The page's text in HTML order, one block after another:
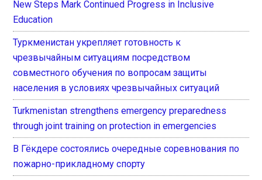
New Steps Mark Continued Progress in Inclusive
Education
Туркменистан укрепляет готовность к
чрезвычайным ситуациям посредством
совместного обучения по вопросам защиты
населения в условиях чрезвычайных ситуаций
Turkmenistan strengthens emergency preparedness
through joint training on protection in emergencies
В Гёкдере состоялись очередные соревнования по
пожарно-прикладному спорту